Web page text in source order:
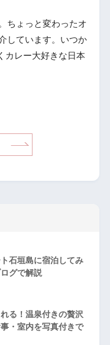
ちょっと変わったオ
しています。いつか
カレー大好きな日本
石垣島に宿泊してみ
グで解説
る！温泉付きの贅沢
・室内を写真付きで